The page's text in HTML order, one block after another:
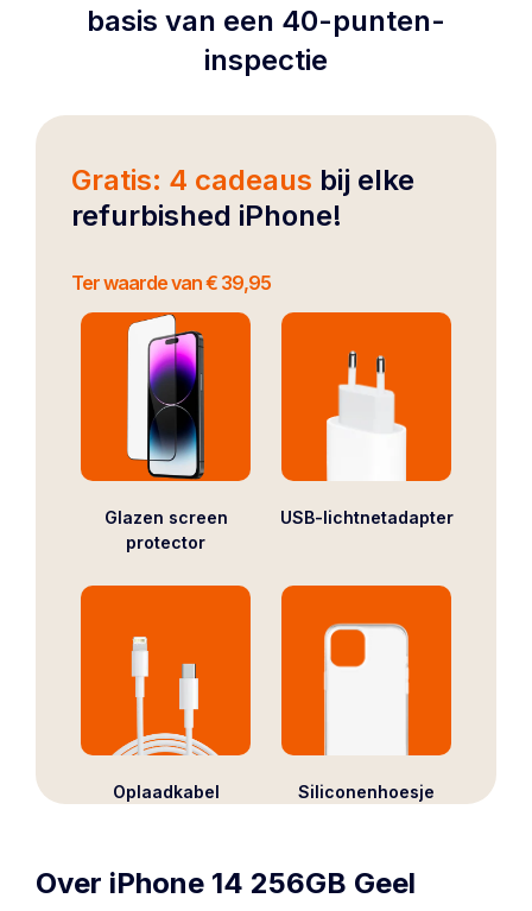
basis van een 40-punten-
inspectie
Gratis: 4 cadeaus bij elke
refurbished iPhone!
Ter waarde van € 39,95
Glazen screen
protector
USB-lichtnetadapter
Oplaadkabel Siliconenhoesje
Over iPhone 14 256GB Geel